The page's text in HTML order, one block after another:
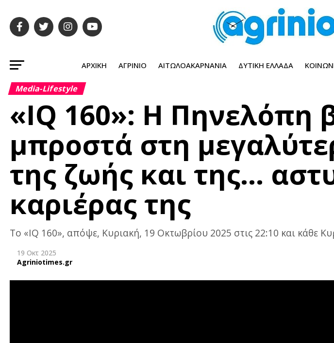
ΑΡΧΙΚΉ ΑΓΡΊΝΙΟ ΑΙΤΩΛΟΑΚΑΡΝΑΝΊΑ ΔΥΤΙΚΉ ΕΛΛΆΔΑ
Media-Lifestyle
«IQ 160»: Η Πηνελόπη
μπροστά στη
της ζωής και της…
καριέρας της
Το «IQ 160», απόψε, Κυριακή, 19 Οκτωβρίου 2025 στις 22:10 και κάθε
19 Οκτ 2025
Agriniotimes.gr